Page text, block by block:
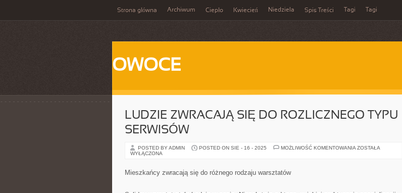
Strona główna Archiwum Ciepło Kwiecień Niedziela Spis Treści Tagi Tagi
OWOCE
LUDZIE ZWRACAJĄ SIĘ DO ROZLICZNEGO TYPU
SERWISÓW
POSTED BY ADMIN POSTED ON SIE - 16 - 2025 MOŻLIWOŚĆ KOMENTOWANIA LUDZIE
ZOSTAŁA
WYŁĄCZONA
Mieszkańcy zwracają się do różnego rodzaju warsztatów